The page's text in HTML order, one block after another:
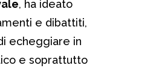
, ha ideato
e dibattiti,
echeggiare in
e soprattutto